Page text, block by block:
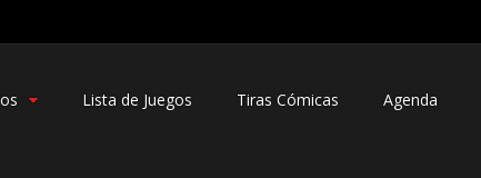
Lista de Juegos Tiras Cómicas Agenda